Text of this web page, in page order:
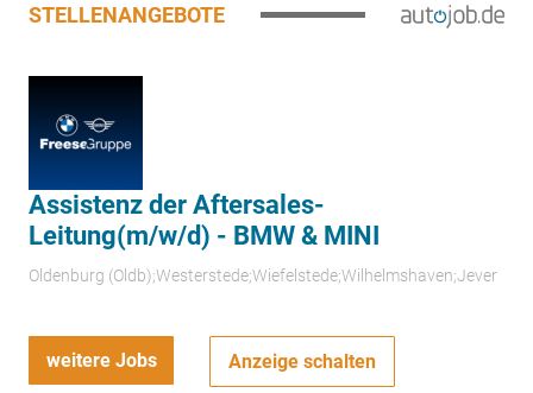
STELLENANGEBOTE
Assistenz der Aftersales-
Leitung(m/w/d) - BMW & MINI
Oldenburg (Oldb);Westerstede;Wiefelstede;Wilhelmshaven;Jever
weitere Jobs Anzeige schalten